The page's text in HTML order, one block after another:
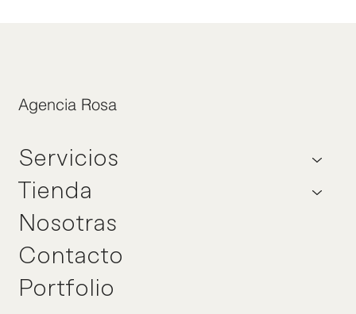
Agencia Rosa
Servicios
Tienda
Nosotras
Contacto
Portfolio